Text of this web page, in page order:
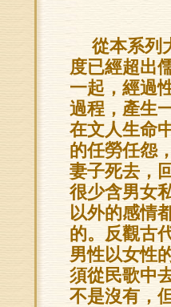
從本系列
度已經超出
一起，經過
過程，產生
在文人生命
的任勞任怨
妻子死去，
很少含男女
以外的感情
的。反觀古
男性以女性
須從民歌中
不是沒有，